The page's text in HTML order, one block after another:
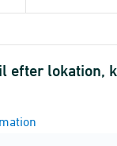
efter lokation,